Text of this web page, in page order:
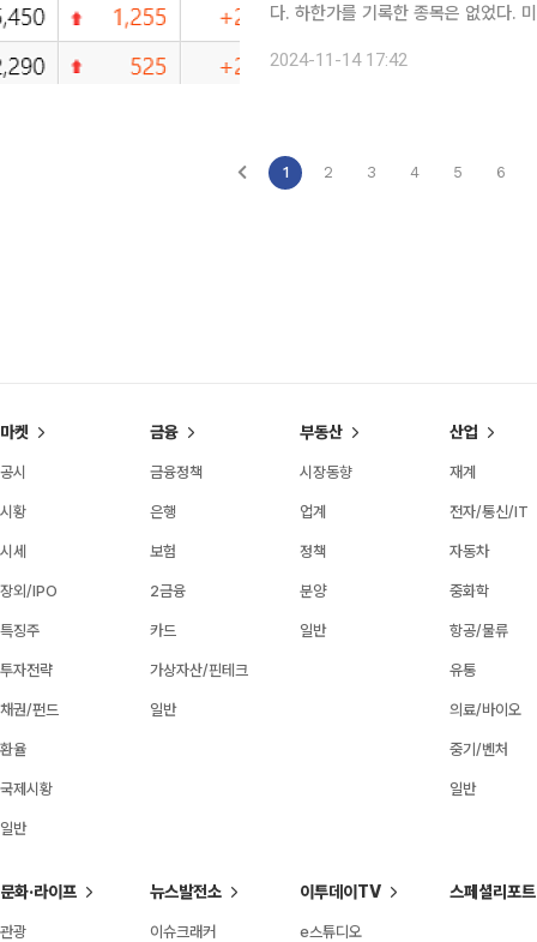
다. 하한가를 기록한 종목은 없었다. 미래에셋증권우는 이날 29.92% 오른 5450원에 마감했다.
데, 미래에셋그룹이 머스크의 우주개
2024-11-14 17:42
1 2 3 4 5 6
마켓
공시
시황
시세
장외/IPO
특징주
투자전략
채권/펀드
환율
국제시황
일반
금융
금융정책
은행
보험
2금융
카드
가상자산/핀테크
일반
부동산
시장동향
업계
정책
분양
일반
산업
재계
전자/통신/IT
자동차
중화학
항공/물류
유통
의료/바이오
중기/벤처
일반
문화·라이프
관광
뉴스발전소
이슈크래커
이투데이TV
e스튜디오
스페셜리포트